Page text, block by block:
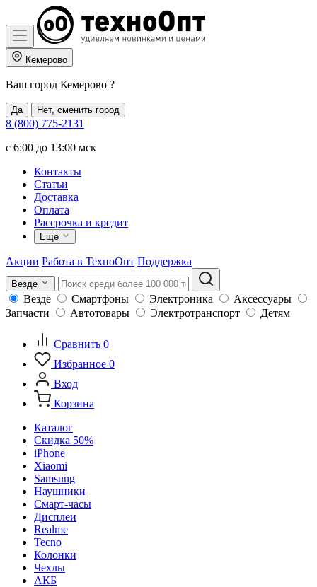
Кемерово
Ваш город Кемерово ?
Да Нет, сменить город
8 (800) 775-2131
c 6:00 до 13:00 мск
Контакты
Статьи
Доставка
Оплата
Рассрочка и кредит
Еще
Акции Работа в ТехноОпт Поддержка
Везде
Везде Смартфоны Электроника
Аксессуары
Запчасти
Автотовары Электротранспорт Детям
Сравнить 0
Избранное 0
Вход
Корзина
Каталог
Скидка 50%
iPhone
Xiaomi
Samsung
Наушники
Смарт-часы
Дисплеи
Realme
Tecno
Колонки
Чехлы
АКБ